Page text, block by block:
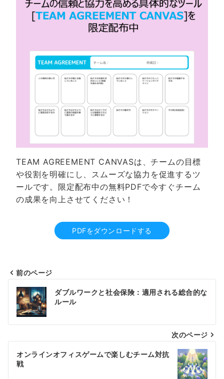
TEAM AGREEMENT CANVASは、チームの目標
や役割を明確にし、スムーズな協力を促進するツ
ールです。限定配布中の無料PDFで今すぐチーム
の成果を向上させてください！
PDFをダウンロードする
投
稿
ナ
ビ
ゲ
ー
前のページ
ダブルワークと社会保険：適用される総合的な
ルール
次のページ
オンラインオフィスゲームで楽しむチーム対抗
戦